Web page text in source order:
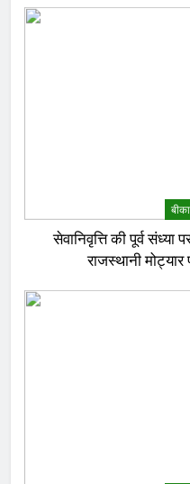
सेवानिवृत्ति की पूर्व
राजस्थानी